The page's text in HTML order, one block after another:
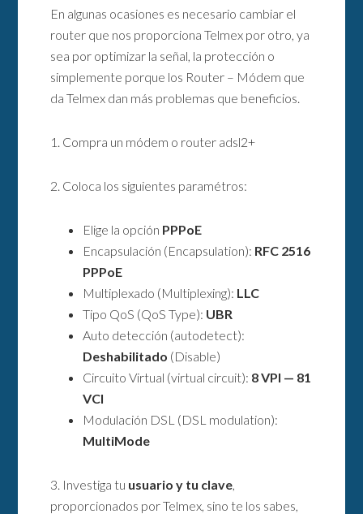
En algunas ocasiones es necesario cambiar el
router que nos proporciona Telmex por otro, ya
sea por optimizar la señal, la protección o
simplemente porque los Router – Módem que
da Telmex dan más problemas que beneficios.
1. Compra un módem o router adsl2+
2. Coloca los siguientes paramétros:
Elige la opción PPPoE
Encapsulación (Encapsulation): RFC 2516
PPPoE
Multiplexado (Multiplexing): LLC
Tipo QoS (QoS Type): UBR
Auto detección (autodetect):
Deshabilitado (Disable)
Circuito Virtual (virtual circuit): 8 VPI — 81
VCI
Modulación DSL (DSL modulation):
MultiMode
3. Investiga tu usuario y tu clave,
proporcionados por Telmex, sino te los sabes,